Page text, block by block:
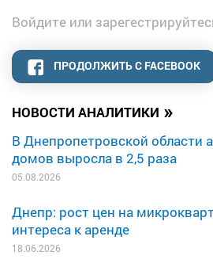
НОВОСТИ АНАЛИТИКИ »
В Днепропетровской области
домов выросла в 2,5 раза
05.08.2026
Днепр: рост цен на
интереса к аренде
18.06.2026
Войдите или
ПРОДОЛЖИТЬ С FACEBOOK